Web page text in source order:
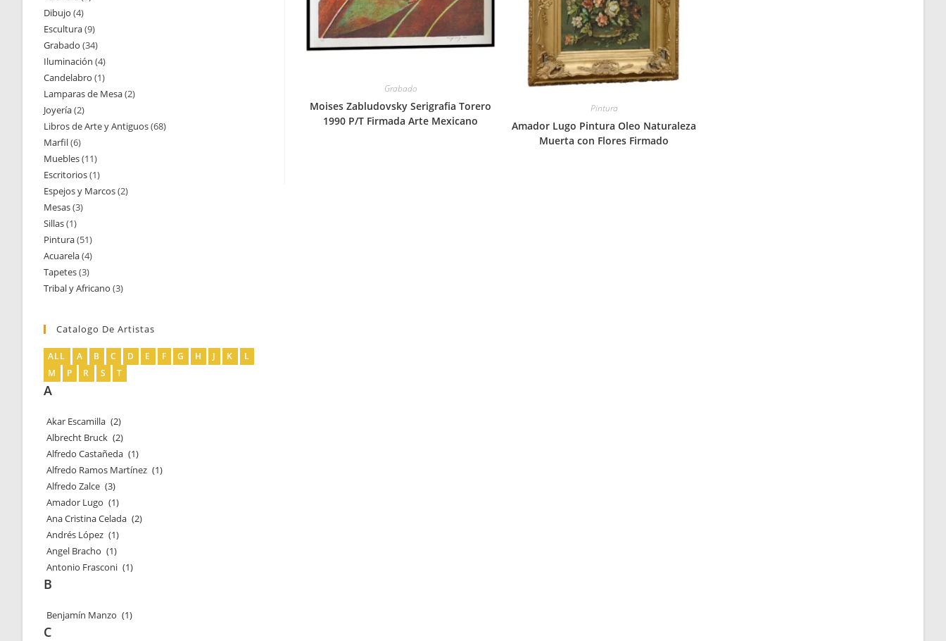
Grabado
Moises Zabludovsky Serigrafia Torero
1990 P/T Firmada Arte Mexicano
Pintura
Amador Lugo Pintura Oleo Naturaleza
Muerta con Flores Firmado
Dibujo 44
productos
Escultura 99
productos
Grabado 3434
productos
Iluminación 44
productos
Candelabro 11
producto
Lamparas de Mesa 22
Joyería 22
productos
Libros de Arte y Antiguos 6868
Marfil 66
productos
Muebles 1111
productos
Escritorios 11
producto
Espejos y Marcos 22
Mesas 33
Sillas 11
producto
Pintura 5151
productos
Acuarela 44
productos
Tapetes 33
productos
Tribal y Africano 33
Catalogo De Artistas
ALL A B C D E F G H J K
L
M
P R S T
A
Akar Escamilla (2)
Albrecht Bruck (2)
Alfredo Castañeda (1)
Alfredo Ramos Martínez (1)
Alfredo Zalce (3)
Amador Lugo (1)
Ana Cristina Celada (2)
Andrés López (1)
Angel Bracho (1)
Antonio Frasconi (1)
B
Benjamín Manzo (1)
C